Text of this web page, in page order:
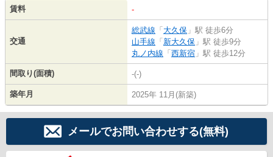
賃料 -
交通
総武線 「 大久保 」駅 徒歩6分
山手線 「 新大久保 」駅 徒歩9分
丸ノ内線 「 西新宿 」駅 徒歩12分
間取り(面積) -(-)
築年月 2025年 11月(新築)
メールでお問い合わせする(無料)